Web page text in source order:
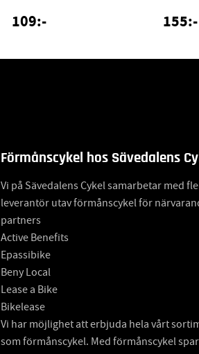
109:- 155:-
Förmånscykel hos Sävedalens
Vi på Sävedalens Cykel samarbetar med
leverantör utav förmånscykel för
partners
Active Benefits
Epassibike
Beny Local
Lease a Bike
Bikelease
Vi har möjlighet att erbjuda hela vårt
som förmånscykel. Med förmånscykel